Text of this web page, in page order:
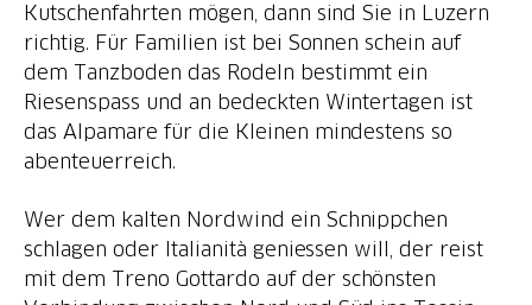
Kutschenfahrten mögen, dann sind Sie in Luzern
richtig. Für Familien ist bei Sonnen schein auf
dem Tanzboden das Rodeln bestimmt ein
Riesenspass und an bedeckten Wintertagen ist
das Alpamare für die Kleinen mindestens so
abenteuerreich.
Wer dem kalten Nordwind ein Schnippchen
schlagen oder Italianità geniessen will, der reist
mit dem Treno Gottardo auf der schönsten